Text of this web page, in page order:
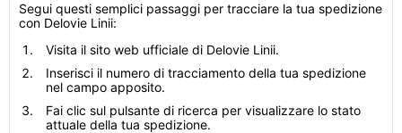
Segui questi semplici passaggi per tracciare la tua spedizione
con Delovie Linii:
Visita il sito web ufficiale di Delovie Linii.
Inserisci il numero di tracciamento della tua spedizione
nel campo apposito.
Fai clic sul pulsante di ricerca per visualizzare lo stato
attuale della tua spedizione.